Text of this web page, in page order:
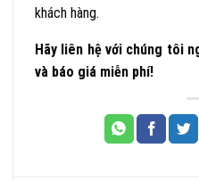
khách hàng.
Hãy liên hệ với chúng tôi
và báo giá miễn phí!